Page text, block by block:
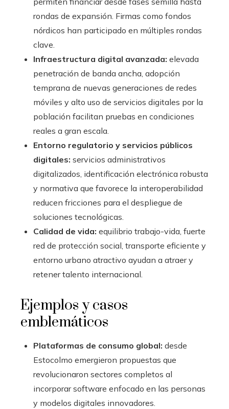
rondas de expansión. Firmas como fondos
nórdicos han participado en múltiples rondas
clave.
Infraestructura digital avanzada: elevada
penetración de banda ancha, adopción
temprana de nuevas generaciones de redes
móviles y alto uso de servicios digitales por la
población facilitan pruebas en condiciones
reales a gran escala.
Entorno regulatorio y servicios públicos
digitales: servicios administrativos
digitalizados, identificación electrónica robusta
y normativa que favorece la interoperabilidad
reducen fricciones para el despliegue de
soluciones tecnológicas.
Calidad de vida: equilibrio trabajo-vida, fuerte
red de protección social, transporte eficiente y
entorno urbano atractivo ayudan a atraer y
retener talento internacional.
Ejemplos y casos
emblemáticos
Plataformas de consumo global: desde
Estocolmo emergieron propuestas que
revolucionaron sectores completos al
incorporar software enfocado en las personas
y modelos digitales innovadores.